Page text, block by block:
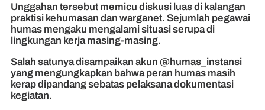
Unggahan tersebut memicu diskusi luas di kalangan
praktisi kehumasan dan warganet. Sejumlah pegawai
humas mengaku mengalami situasi serupa di
lingkungan kerja masing-masing.
Salah satunya disampaikan akun @humas_instansi
yang mengungkapkan bahwa peran humas masih
kerap dipandang sebatas pelaksana dokumentasi
kegiatan.